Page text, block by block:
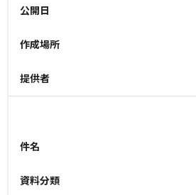
公開日
作成場所
提供者
件名
資料分類